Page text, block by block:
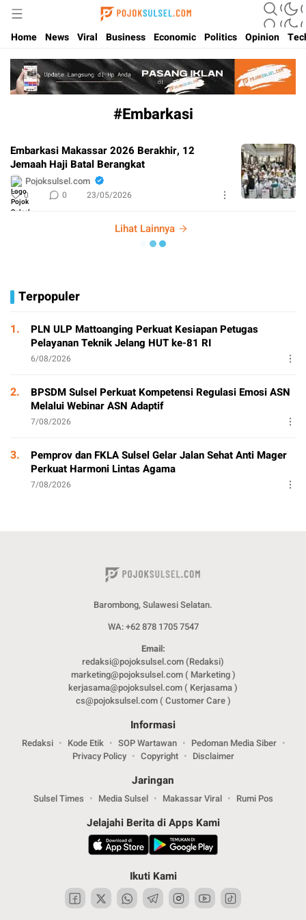
Pojoksulsel.com
Update Kabar Hits Sulsel, Langsung di Pojoksulsel.com
Home News Viral Business Economic Politics Opinion
#Embarkasi
Embarkasi Makassar 2026 Berakhir, 12
Jemaah Haji Batal Berangkat
Pojoksulsel.com
0 0 23/05/2026
Lihat Lainnya
Terpopuler
1.
PLN ULP Mattoanging Perkuat Kesiapan Petugas
Pelayanan Teknik Jelang HUT ke-81 RI
6/08/2026
2.
BPSDM Sulsel Perkuat Kompetensi Regulasi Emosi ASN
Melalui Webinar ASN Adaptif
7/08/2026
3.
Pemprov dan FKLA Sulsel Gelar Jalan Sehat Anti Mager
Perkuat Harmoni Lintas Agama
7/08/2026
Barombong, Sulawesi Selatan.
WA: +62 878 1705 7547
Email:
redaksi@pojoksulsel.com (Redaksi)
marketing@pojoksulsel.com ( Marketing )
kerjasama@pojoksulsel.com ( Kerjasama )
cs@pojoksulsel.com ( Customer Care )
Informasi
Redaksi Kode Etik SOP Wartawan
Pedoman Media Siber
Privacy Policy
Copyright Disclaimer
Jaringan
Sulsel Times Media Sulsel Makassar Viral Rumi Pos
Jelajahi Berita di Apps Kami
Ikuti Kami